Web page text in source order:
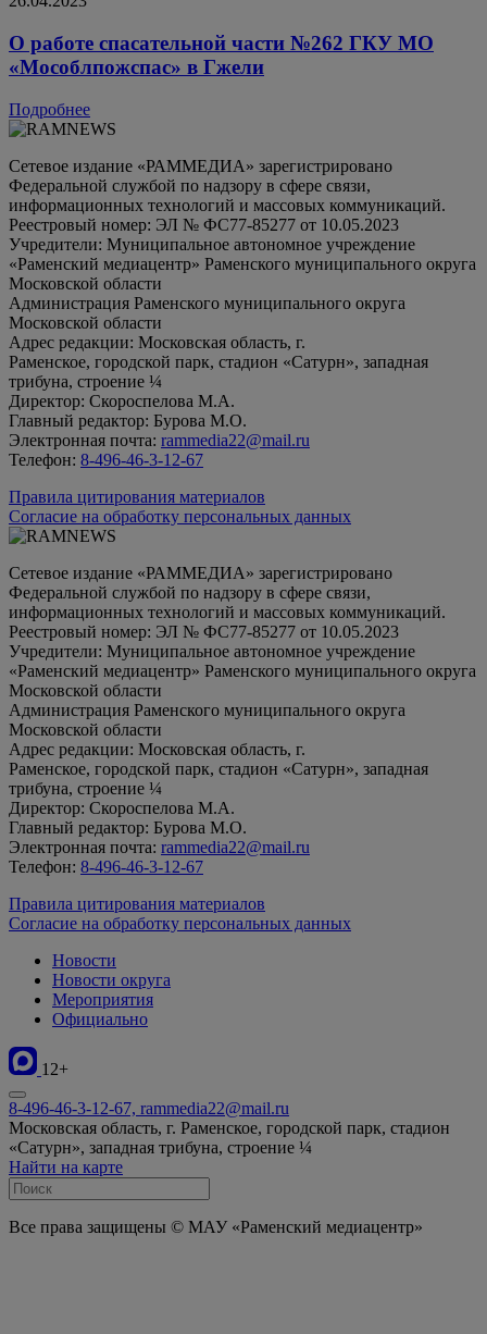
О работе спасательной части №262 ГКУ МО
«Мособлпожспас» в Гжели
Подробнее
Сетевое издание «РАММЕДИА» зарегистрировано
Федеральной службой по надзору в сфере связи,
информационных технологий и массовых коммуникаций.
Реестровый номер: ЭЛ № ФС77-85277 от 10.05.2023
Учредители: Муниципальное автономное учреждение
«Раменский медиацентр» Раменского муниципального округа
Московской области
Администрация Раменского муниципального округа
Московской области
Адрес редакции: Московская область, г.
Раменское, городской парк, стадион «Сатурн», западная
трибуна, строение ¼
Директор: Скороспелова М.А.
Главный редактор: Бурова М.О.
Электронная почта: rammedia22@mail.ru
Телефон: 8-496-46-3-12-67
Правила цитирования материалов
Согласие на обработку персональных данных
Сетевое издание «РАММЕДИА» зарегистрировано
Федеральной службой по надзору в сфере связи,
информационных технологий и массовых коммуникаций.
Реестровый номер: ЭЛ № ФС77-85277 от 10.05.2023
Учредители: Муниципальное автономное учреждение
«Раменский медиацентр» Раменского муниципального округа
Московской области
Администрация Раменского муниципального округа
Московской области
Адрес редакции: Московская область, г.
Раменское, городской парк, стадион «Сатурн», западная
трибуна, строение ¼
Директор: Скороспелова М.А.
Главный редактор: Бурова М.О.
Электронная почта: rammedia22@mail.ru
Телефон: 8-496-46-3-12-67
Правила цитирования материалов
Согласие на обработку персональных данных
Новости
Новости округа
Мероприятия
Официально
12+
8-496-46-3-12-67, rammedia22@mail.ru
Московская область, г. Раменское, городской парк, стадион
«Сатурн», западная трибуна, строение ¼
Найти на карте
Все права защищены © МАУ «Раменский медиацентр»